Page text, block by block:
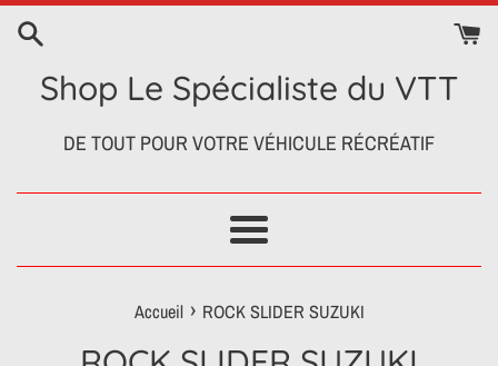
Passer
contenuShop Le Spécialiste du VTT
DE TOUT POUR VOTRE VÉHICULE RÉCRÉATIF
Menu
Accueil › ROCK SLIDER SUZUKI